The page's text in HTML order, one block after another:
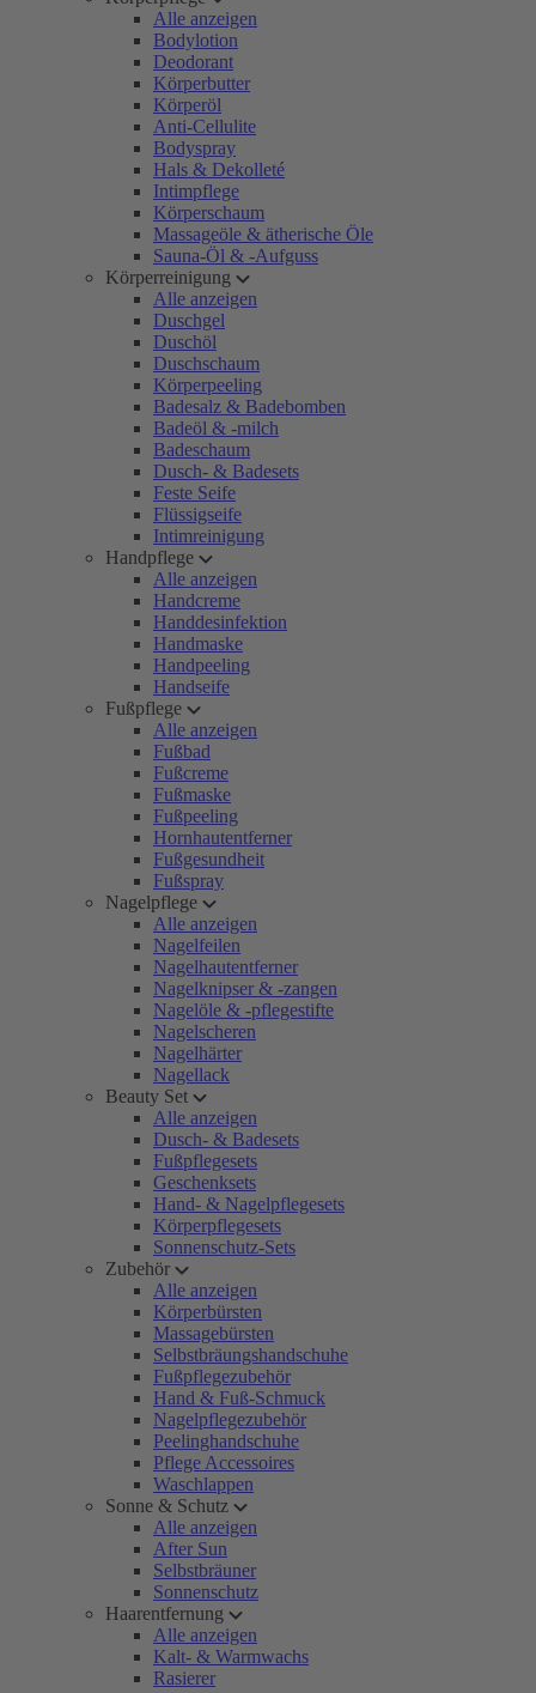
Alle anzeigen
Bodylotion
Deodorant
Körperbutter
Körperöl
Anti-Cellulite
Bodyspray
Hals & Dekolleté
Intimpflege
Körperschaum
Massageöle & ätherische Öle
Sauna-Öl & -Aufguss
Körperreinigung
Alle anzeigen
Duschgel
Duschöl
Duschschaum
Körperpeeling
Badesalz & Badebomben
Badeöl & -milch
Badeschaum
Dusch- & Badesets
Feste Seife
Flüssigseife
Intimreinigung
Handpflege
Alle anzeigen
Handcreme
Handdesinfektion
Handmaske
Handpeeling
Handseife
Fußpflege
Alle anzeigen
Fußbad
Fußcreme
Fußmaske
Fußpeeling
Hornhautentferner
Fußgesundheit
Fußspray
Nagelpflege
Alle anzeigen
Nagelfeilen
Nagelhautentferner
Nagelknipser & -zangen
Nagelöle & -pflegestifte
Nagelscheren
Nagelhärter
Nagellack
Beauty Set
Alle anzeigen
Dusch- & Badesets
Fußpflegesets
Geschenksets
Hand- & Nagelpflegesets
Körperpflegesets
Sonnenschutz-Sets
Zubehör
Alle anzeigen
Körperbürsten
Massagebürsten
Selbstbräungshandschuhe
Fußpflegezubehör
Hand & Fuß-Schmuck
Nagelpflegezubehör
Peelinghandschuhe
Pflege Accessoires
Waschlappen
Sonne & Schutz
Alle anzeigen
After Sun
Selbstbräuner
Sonnenschutz
Haarentfernung
Alle anzeigen
Kalt- & Warmwachs
Rasierer